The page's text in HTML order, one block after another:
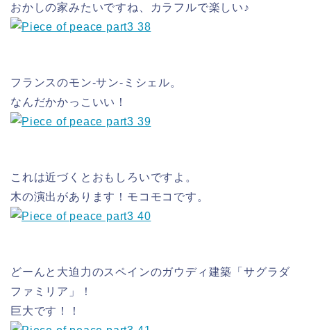
おかしの家みたいですね、カラフルで楽しい♪
フランスのモン-サン-ミシェル。
なんだかかっこいい！
これは近づくとおもしろいですよ。
木の演出があります！モコモコです。
どーんと大迫力のスペインのガウディ建築「サグラダ
ファミリア」！
巨大です！！